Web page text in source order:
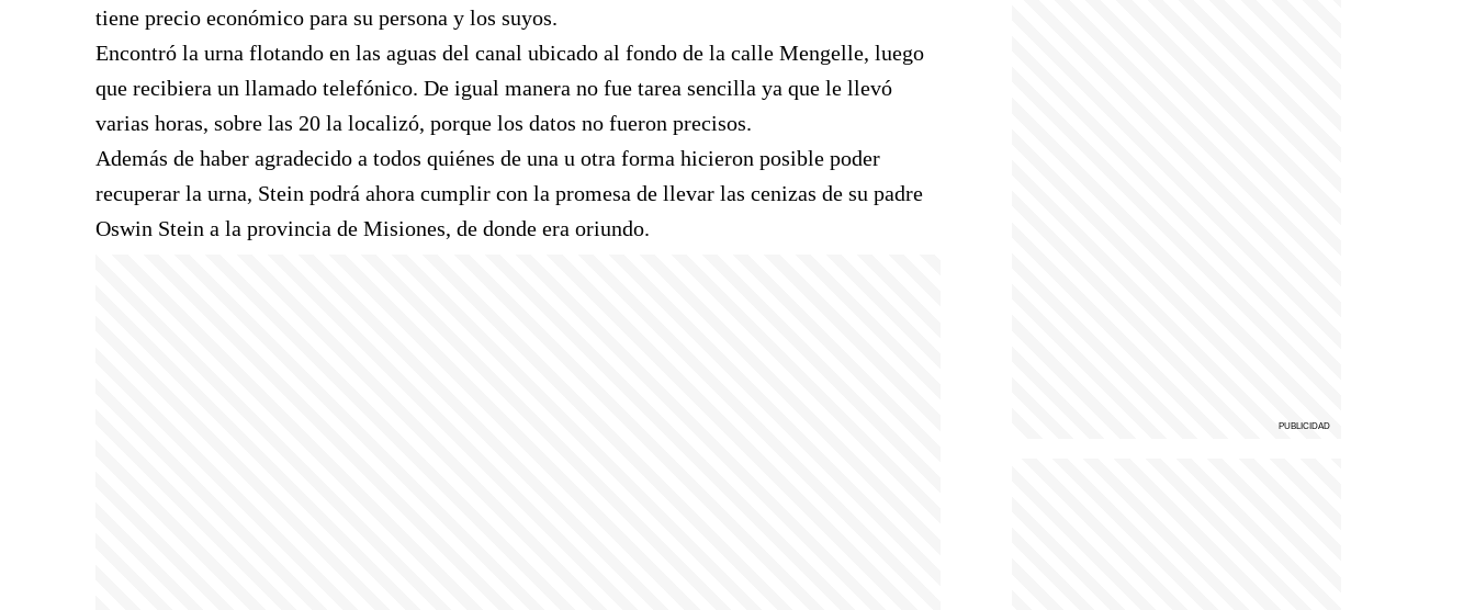
tiene precio económico para su persona y los suyos.
Encontró la urna flotando en las aguas del canal ubicado al fondo de la calle Mengelle, luego
que recibiera un llamado telefónico. De igual manera no fue tarea sencilla ya que le llevó
varias horas, sobre las 20 la localizó, porque los datos no fueron precisos.
Además de haber agradecido a todos quiénes de una u otra forma hicieron posible poder
recuperar la urna, Stein podrá ahora cumplir con la promesa de llevar las cenizas de su padre
Oswin Stein a la provincia de Misiones, de donde era oriundo.